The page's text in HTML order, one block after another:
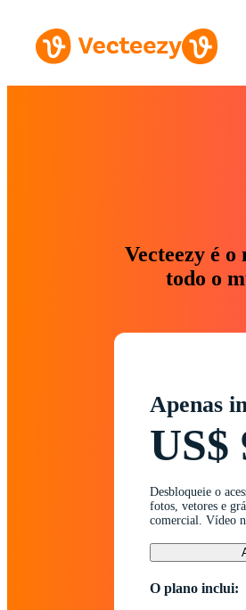
Vecteezy é
todo o
Apenas
US$
Desbloqueie o
fotos, vetores e
comercial. Vídeo
O plano inclui: